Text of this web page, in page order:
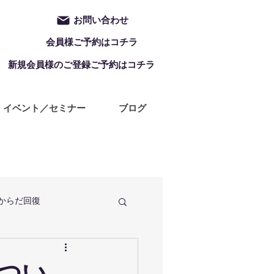
お問い合わせ
会員様ご予約はコチラ
新規会員様のご登録ご予約はコチラ
イベント／セミナー ブログ
らだ回復
ZUMBA